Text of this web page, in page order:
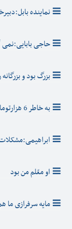
نماینده
حاجی بابایی:نمی
بزرگ بود و
به خاطر 6 هزارتومان بدهی،به میلیونر شهر اخطار قضایی دادند!
او معّلم من بود
مایه سرفرازی